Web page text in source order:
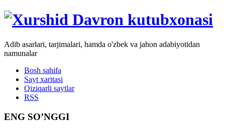
Adib asarlari, tarjimalari, hamda o'zbek va jahon adabiyotidan
namunalar
Bosh sahifa
Sayt xaritasi
Qiziqarli saytlar
RSS
ENG SO’NGGI